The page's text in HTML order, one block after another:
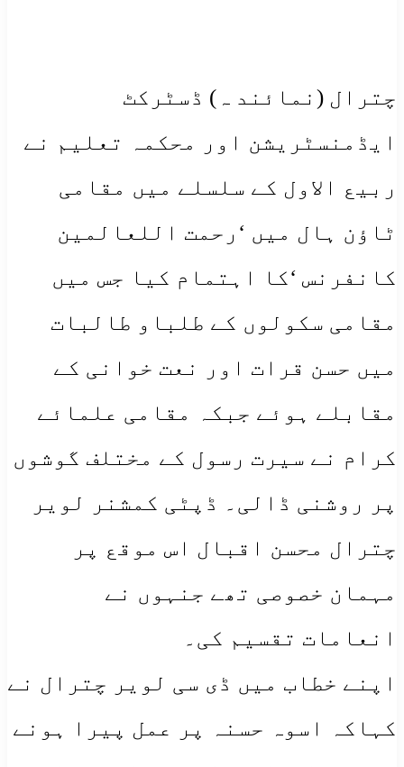
چترال (نمائند ہ) ڈسٹرکٹ
ایڈمنسٹریشن اور محکمہ تعلیم نے
ربیع الاول کے سلسلے میں مقامی
ٹاؤن ہال میں ‘رحمت اللعالمین
کانفرنس ‘کا اہتمام کیا جس میں
مقامی سکولوں کے طلباو طالبات
میں حسن قرات اور نعت خوانی کے
مقابلے ہوئے جبکہ مقامی علمائے
کرام نے سیرت رسول کے مختلف گوشوں
پر روشنی ڈالی۔ ڈپٹی کمشنر لویر
چترال محسن اقبال اس موقع پر
مہمان خصوصی تھے جنہوں نے
انعامات تقسیم کی۔
اپنے خطاب میں ڈی سی لویر چترال نے
کہاکہ اسوہ حسنہ پر عمل پیرا ہونے